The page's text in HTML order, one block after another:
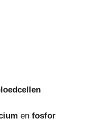
en fosfor